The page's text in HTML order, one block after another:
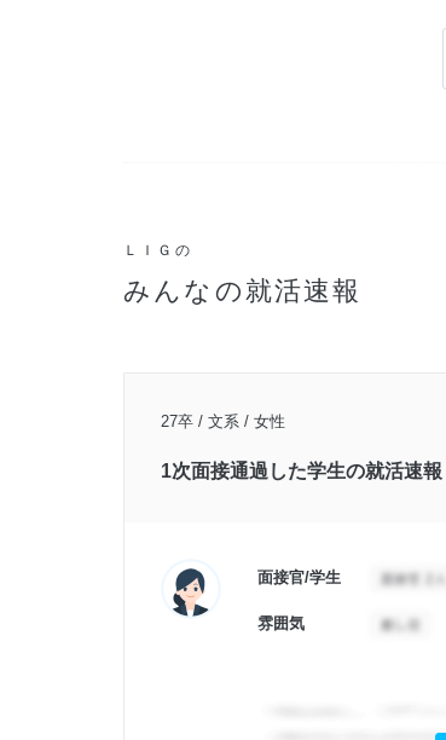
ＬＩＧの
みんなの就活速報
27卒 / 文系 / 女性
1次面接通過した学生の就活速報
面接官/学生
雰囲気